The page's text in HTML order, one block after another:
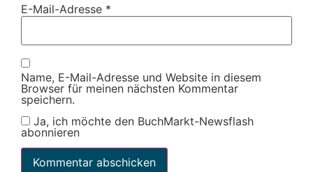
E-Mail-Adresse *
Name, E-Mail-Adresse und Website in diesem
Browser für meinen nächsten Kommentar
speichern.
Ja, ich möchte den BuchMarkt-Newsflash
abonnieren